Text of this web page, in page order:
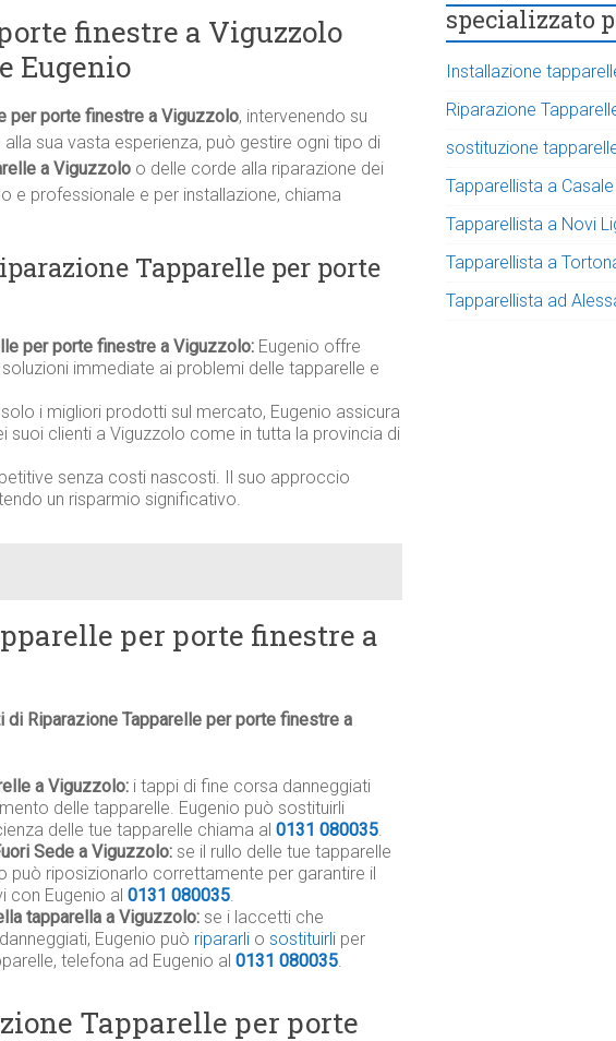
finestre a Viguzzolo
Eugenio
per porte finestre a Viguzzolo, intervenendo su
sua vasta esperienza, può gestire ogni tipo di
a Viguzzolo o delle corde alla riparazione dei
e professionale e per installazione, chiama
Tapparelle per porte
per porte finestre a Viguzzolo: Eugenio offre
immediate ai problemi delle tapparelle e
i migliori prodotti sul mercato, Eugenio assicura
suoi clienti a Viguzzolo come in tutta la provincia di
senza costi nascosti. Il suo approccio
un risparmio significativo.
per porte finestre a
di Riparazione Tapparelle per porte finestre a
a Viguzzolo: i tappi di fine corsa danneggiati
delle tapparelle. Eugenio può sostituirli
delle tue tapparelle chiama al 0131 080035.
Sede a Viguzzolo: se il rullo delle tue tapparelle
può riposizionarlo correttamente per garantire il
con Eugenio al 0131 080035.
tapparella a Viguzzolo: se i laccetti che
Eugenio può ripararli o sostituirli per
telefona ad Eugenio al 0131 080035.
Tapparelle per porte
specializzato
Installazione
Riparazione
sostituzione
Tapparellista a
Tapparellista a Novi
Tapparellista a
Tapparellista ad